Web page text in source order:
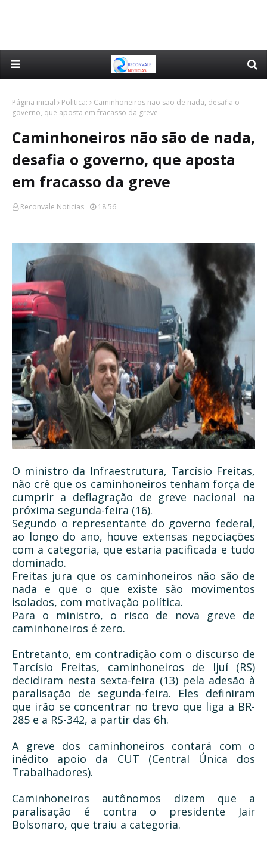
Página inicial Politica:
Caminhoneiros não são de nada, desafia o
governo, que aposta em fracasso da greve
Caminhoneiros não são de nada,
desafia o governo, que aposta
em fracasso da greve
Reconvale Noticias 18:56
O ministro da Infraestrutura, Tarcísio Freitas,
não crê que os caminhoneiros tenham força de
cumprir a deflagração de greve nacional na
próxima segunda-feira (16).
Segundo o representante do governo federal,
ao longo do ano, houve extensas negociações
com a categoria, que estaria pacificada e tudo
dominado.
Freitas jura que os caminhoneiros não são de
nada e que o que existe são movimentos
isolados, com motivação política.
Para o ministro, o risco de nova greve de
caminhoneiros é zero.
Entretanto, em contradição com o discurso de
Tarcísio Freitas, caminhoneiros de Ijuí (RS)
decidiram nesta sexta-feira (13) pela adesão à
paralisação de segunda-feira. Eles definiram
que irão se concentrar no trevo que liga a BR-
285 e a RS-342, a partir das 6h.
A greve dos caminhoneiros contará com o
inédito apoio da CUT (Central Única dos
Trabalhadores).
Caminhoneiros autônomos dizem que a
paralisação é contra o presidente Jair
Bolsonaro, que traiu a categoria.